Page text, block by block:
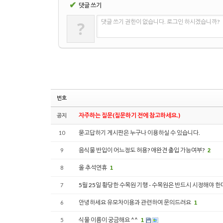
✔ 댓글 쓰기
? 댓글 쓰기 권한이 없습니다. 로그인 하시겠습니까?
번호
공지 자주하는 질문(질문하기 전에 참고하세요.)
10 묻고답하기 게시판은 누구나 이용하실 수 있습니다.
9 음식물 반입이 어느정도 허용? 애완견 출입 가능여부? 2
8 올 추석연휴 1
7 5월 25일 황당한 수목원 기행 - 수목원은 반드시 시정해야 한
6 안녕하세요 유모차이용과 관련하여 문의드려요 1
5 식물 이름이 궁금해요 ^^ 1